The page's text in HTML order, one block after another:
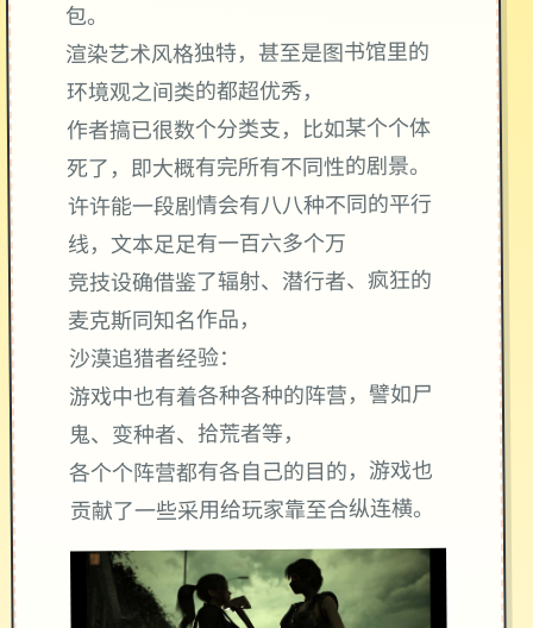
包。
渲染艺术风格独特，甚至是图书馆里的
环境观之间类的都超优秀，
作者搞已很数个分类支，比如某个个体
死了，即大概有完所有不同性的剧景。
许许能一段剧情会有八八种不同的平行
线，文本足足有一百六多个万
竞技设确借鉴了辐射、潜行者、疯狂的
麦克斯同知名作品，
沙漠追猎者经验：
游戏中也有着各种各种的阵营，譬如尸
鬼、变种者、拾荒者等，
各个个阵营都有各自己的目的，游戏也
贡献了一些采用给玩家靠至合纵连横。